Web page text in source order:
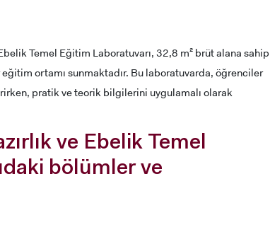
Temel Eğitim Laboratuvarı, 32,8 m² brüt alana sahip
ortamı sunmaktadır. Bu laboratuvarda, öğrenciler
pratik ve teorik bilgilerini uygulamalı olarak
ve Ebelik Temel
bölümler ve